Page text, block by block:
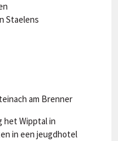
Staelens
am Brenner
het Wipptal in
in een jeugdhotel